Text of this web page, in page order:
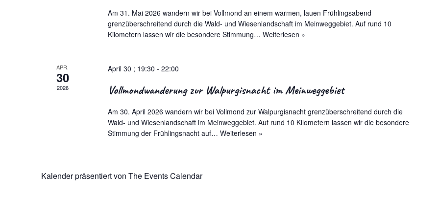
Am 31. Mai 2026 wandern wir bei Vollmond an einem warmen, lauen Frühlingsabend
grenzüberschreitend durch die Wald- und Wiesenlandschaft im Meinweggebiet. Auf rund 10
Kilometern lassen wir die besondere Stimmung… Weiterlesen »
APR.
30
2026
April 30 ; 19:30 - 22:00
Vollmondwanderung zur Walpurgisnacht im Meinweggebiet
Am 30. April 2026 wandern wir bei Vollmond zur Walpurgisnacht grenzüberschreitend durch die
Wald- und Wiesenlandschaft im Meinweggebiet. Auf rund 10 Kilometern lassen wir die besondere
Stimmung der Frühlingsnacht auf… Weiterlesen »
Kalender präsentiert von The Events Calendar